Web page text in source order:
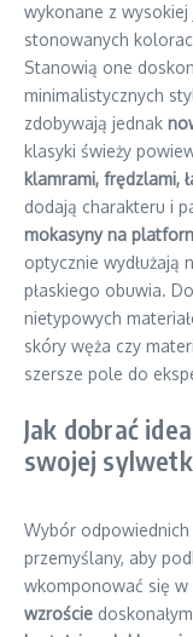
wykonane z
stonowanych
Stanowią one
minimalistycznych
zdobywają jednak
klasyki świeży
klamrami, frędzlami,
dodają charakteru i
mokasyny na
optycznie wydłużają
płaskiego obuwia.
nietypowych
skóry węża czy
szersze pole do
Jak dobrać
swojej
Wybór
przemyślany, aby
wkomponować się
wzroście